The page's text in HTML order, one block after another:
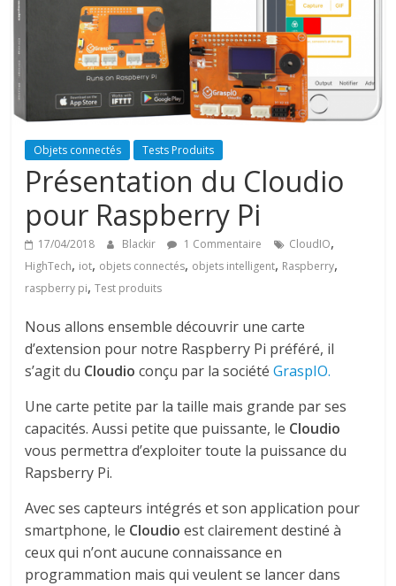
Objets connectés Tests Produits
Présentation du Cloudio
pour Raspberry Pi
17/04/2018 Blackir 1 Commentaire CloudIO,
HighTech, iot, objets connectés, objets intelligent, Raspberry,
raspberry pi,Test produits
Nous allons ensemble découvrir une carte
d’extension pour notre Raspberry Pi préféré, il
s’agit du Cloudio conçu par la sociétéGraspIO.
Une carte petite par la taille mais grande par ses
capacités. Aussi petite que puissante, le Cloudio
vous permettra d’exploiter toute la puissance du
Rapsberry Pi.
Avec ses capteurs intégrés et son application pour
smartphone, le Cloudio est clairement destiné à
ceux qui n’ont aucune connaissance en
programmation mais qui veulent se lancer dans